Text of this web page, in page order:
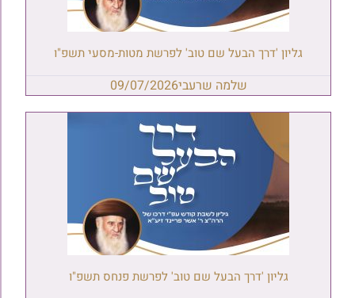
גליון 'דרך הבעל שם טוב' לפרשת מטות-מסעי תשפ"ו
שלמה שרעבי09/07/2026
גליון 'דרך הבעל שם טוב' לפרשת פנחס תשפ"ו